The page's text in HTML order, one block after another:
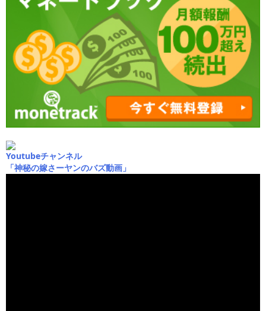
Youtubeチャンネル
「神秘の嫁さーヤンのバズ動画」